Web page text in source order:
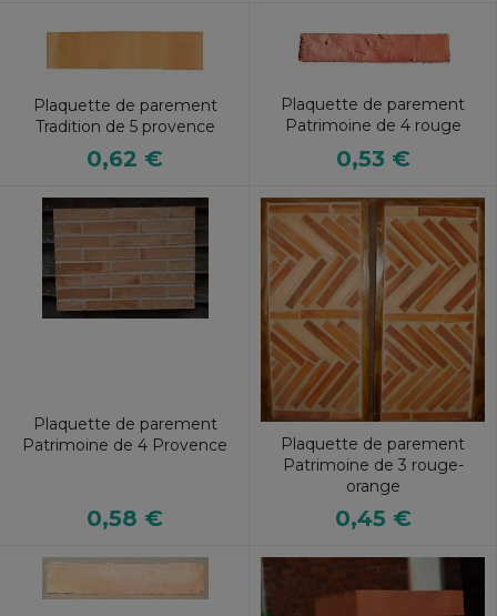
Plaquette de parement
Tradition de 5 provence
0,62 €
Plaquette de parement
Patrimoine de 4 rouge
0,53 €
Plaquette de parement
Patrimoine de 4 Provence
0,58 €
Plaquette de parement
Patrimoine de 3 rouge-
orange
0,45 €